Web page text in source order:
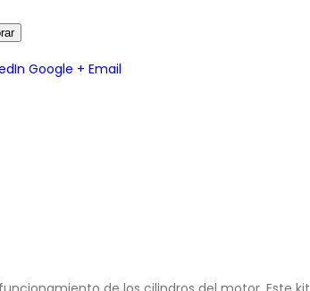
Google + Email